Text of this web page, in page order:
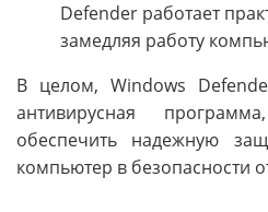
Defender работает
замедляя работу
В целом, Windows
антивирусная
обеспечить надежную
компьютер в безопасности